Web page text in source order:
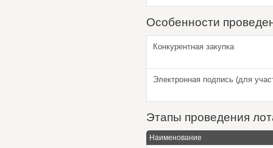
Особенности
Конкурентная закупка
Электронная подпись (для
Этапы проведения
Наименование